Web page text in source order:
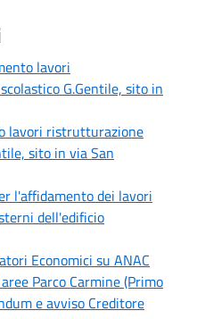
lavori
G.Gentile, sito in
lavori ristrutturazione
sito in via San
l'affidamento dei lavori
dell'edificio
Economici su ANAC
Parco Carmine (Primo
e avviso Creditore